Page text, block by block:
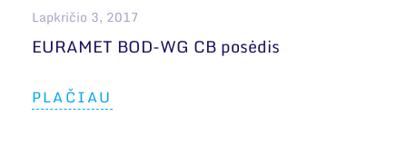
Lapkričio 3, 2017
EURAMET BOD-WG CB posėdis
PLAČIAU